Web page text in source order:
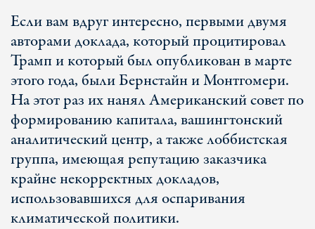
Если вам вдруг интересно, первыми двумя
авторами доклада, который процитировал
Трамп и который был опубликован в марте
этого года, были Бернстайн и Монтгомери.
На этот раз их нанял Американский совет по
формированию капитала, вашингтонский
аналитический центр, а также лоббистская
группа, имеющая репутацию заказчика
крайне некорректных докладов,
использовавшихся для оспаривания
климатической политики.